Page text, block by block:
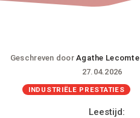
Geschreven doorAgathe Lecomte
27.04.2026
INDUSTRIËLE PRESTATIES
Leestijd: